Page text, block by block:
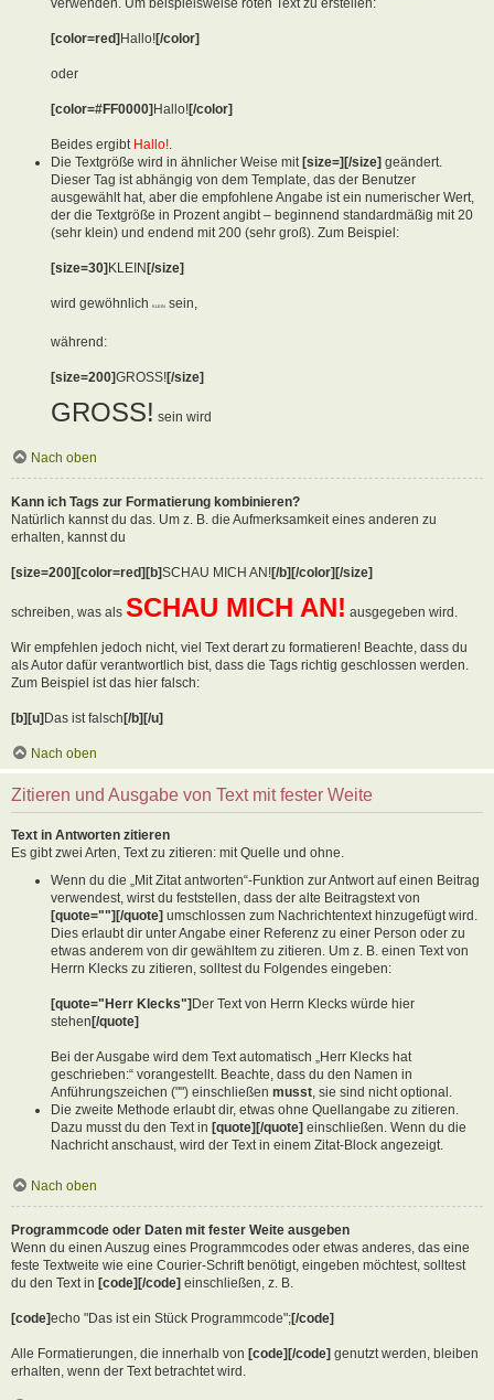
[color=red]Hallo![/color]
oder
[color=#FF0000]Hallo![/color]
Beides ergibt Hallo!
Die Textgröße wird in ähnlicher Weise mit [size=][/size] geändert.
Dieser Tag ist abhängig von dem Template, das der Benutzer
ausgewählt hat, aber die empfohlene Angabe ist ein numerischer Wert,
der die Textgröße in Prozent angibt – beginnend standardmäßig mit 20
(sehr klein) und endend mit 200 (sehr groß). Zum Beispiel:
[size=30]KLEIN[/size]
wird gewöhnlich KLEIN sein,
während:
[size=200]GROSS![/size]
GROSS! sein wird
Nach oben
Kann ich Tags zur Formatierung kombinieren?
Natürlich kannst du das. Um z. B. die Aufmerksamkeit eines anderen zu
erhalten, kannst du
[size=200][color=red][b]SCHAU MICH AN![/b][/color][/size]
schreiben, was als SCHAU MICH AN! ausgegeben wird.
Wir empfehlen jedoch nicht, viel Text derart zu formatieren! Beachte, dass du
als Autor dafür verantwortlich bist, dass die Tags richtig geschlossen werden.
Zum Beispiel ist das hier falsch:
[b][u]Das ist falsch[/b][/u]
Nach oben
Zitieren und Ausgabe von Text mit fester Weite
Text in Antworten zitieren
Es gibt zwei Arten, Text zu zitieren: mit Quelle und ohne.
Wenn du die „Mit Zitat antworten“-Funktion zur Antwort auf einen Beitrag
verwendest, wirst du feststellen, dass der alte Beitragstext von
[quote=""][/quote] umschlossen zum Nachrichtentext hinzugefügt wird.
Dies erlaubt dir unter Angabe einer Referenz zu einer Person oder zu
etwas anderem von dir gewähltem zu zitieren. Um z. B. einen Text von
Herrn Klecks zu zitieren, solltest du Folgendes eingeben:
[quote="Herr Klecks"] Der Text von Herrn Klecks würde hier
stehen [/quote]
Bei der Ausgabe wird dem Text automatisch „Herr Klecks hat
geschrieben:“ vorangestellt. Beachte, dass du den Namen in
Anführungszeichen ("") einschließen musst, sie sind nicht optional.
Die zweite Methode erlaubt dir, etwas ohne Quellangabe zu zitieren.
Dazu musst du den Text in [quote][/quote] einschließen. Wenn du die
Nachricht anschaust, wird der Text in einem Zitat-Block angezeigt.
Nach oben
Programmcode oder Daten mit fester Weite ausgeben
Wenn du einen Auszug eines Programmcodes oder etwas anderes, das eine
feste Textweite wie eine Courier-Schrift benötigt, eingeben möchtest, solltest
du den Text in [code][/code] einschließen, z. B.
[code]echo "Das ist ein Stück Programmcode";[/code]
Alle Formatierungen, die innerhalb von [code][/code] genutzt werden, bleiben
erhalten, wenn der Text betrachtet wird.